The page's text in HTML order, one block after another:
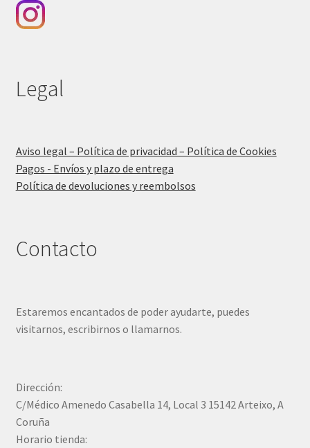
Legal
Aviso legal – Política de privacidad – Política de Cookies
Pagos - Envíos y plazo de entrega
Política de devoluciones y reembolsos
Contacto
Estaremos encantados de poder ayudarte, puedes
visitarnos, escribirnos o llamarnos.
Dirección:
C/Médico Amenedo Casabella 14, Local 3 15142 Arteixo, A
Coruña
Horario tienda: